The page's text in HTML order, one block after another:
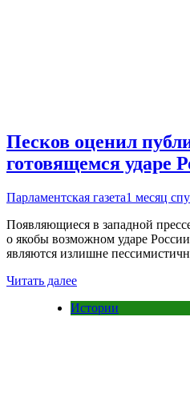
Песков оценил
готовящемся ударе
Парламентская газета1 месяц
Появляющиеся в западной
о якобы возможном ударе
являются излишне
Читать далее
Истории